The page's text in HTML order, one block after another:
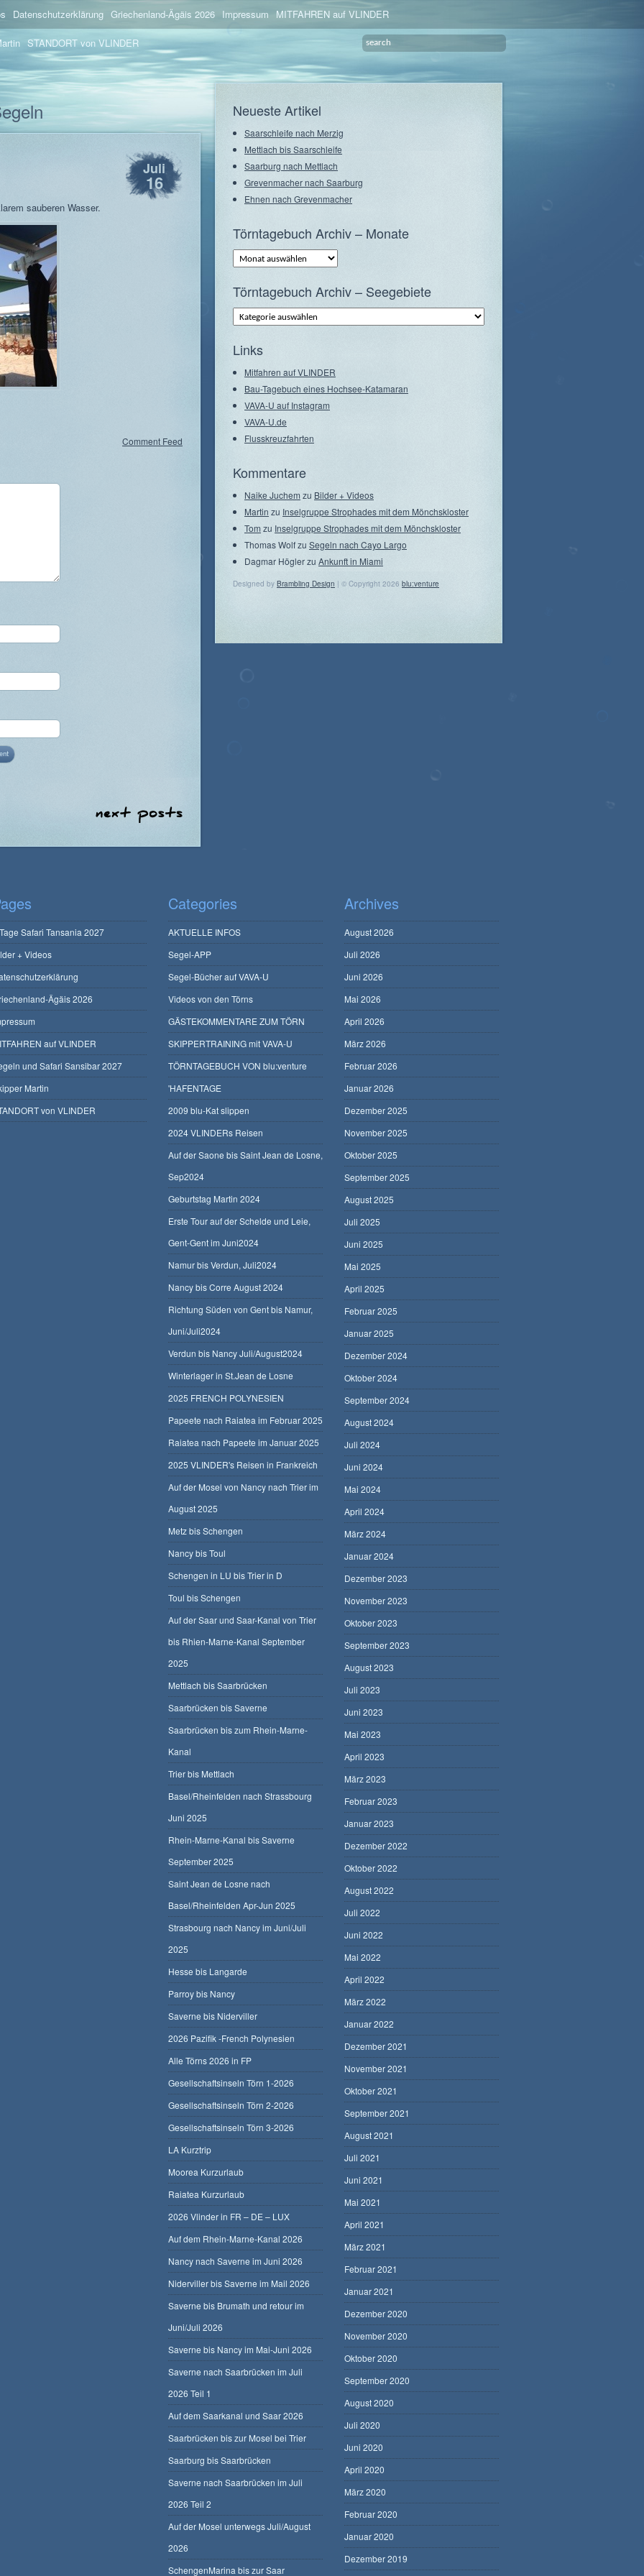
Datenschutzerklärung Griechenland-Ägäis 2026 Impressum MITFAHREN auf VLINDER
STANDORT von VLINDER
Juli
16
sauberen Wasser.
Comment Feed
Neueste Artikel
Saarschleife nach Merzig
Mettlach bis Saarschleife
Saarburg nach Mettlach
Grevenmacher nach Saarburg
Ehnen nach Grevenmacher
Törntagebuch Archiv – Monate
Törntagebuch
Archiv
–
Törntagebuch Archiv – Seegebiete
Törntagebuch
Archiv
–
Links
Mitfahren auf VLINDER
Bau-Tagebuch eines Hochsee-Katamaran
VAVA-U auf Instagram
VAVA-U.de
Flusskreuzfahrten
Kommentare
Naike Juchemzu Bilder + Videos
Martin zu Inselgruppe Strophades mit dem Mönchskloster
Tom zu Inselgruppe Strophades mit dem Mönchskloster
Thomas Wolfzu Segeln nach Cayo Largo
Dagmar Höglerzu Ankunft in Miami
Designed by Brambling Design | © Copyright 2026 blu:venture
Safari Tansania 2027
+ Videos
Ägäis 2026
auf VLINDER
und Safari Sansibar 2027
Martin
von VLINDER
Categories
AKTUELLE INFOS
Segel-APP
Segel-Bücher auf VAVA-U
Videos von den Törns
GÄSTEKOMMENTARE ZUM TÖRN
SKIPPERTRAINING mit VAVA-U
TÖRNTAGEBUCH VON blu:venture
'HAFENTAGE
2009 blu-Kat slippen
2024 VLINDERs Reisen
Auf der Saone bis Saint Jean de Losne,
Sep2024
Geburtstag Martin 2024
Erste Tour auf der Schelde und Leie,
Gent-Gent im Juni2024
Namur bis Verdun, Juli2024
Nancy bis Corre August 2024
Richtung Süden von Gent bis Namur,
Juni/Juli2024
Verdun bis Nancy Juli/August2024
Winterlager in St.Jean de Losne
2025 FRENCH POLYNESIEN
Papeete nach Raiatea im Februar 2025
Raiatea nach Papeete im Januar 2025
2025 VLINDER's Reisen in Frankreich
Auf der Mosel von Nancy nach Trier im
August 2025
Metz bis Schengen
Nancy bis Toul
Schengen in LU bis Trier in D
Toul bis Schengen
Auf der Saar und Saar-Kanal von Trier
bis Rhien-Marne-Kanal September
2025
Mettlach bis Saarbrücken
Saarbrücken bis Saverne
Saarbrücken bis zum Rhein-Marne-
Kanal
Trier bis Mettlach
Basel/Rheinfelden nach Strassbourg
Juni 2025
Rhein-Marne-Kanal bis Saverne
September 2025
Saint Jean de Losne nach
Basel/Rheinfelden Apr-Jun 2025
Strasbourg nach Nancy im Juni/Juli
2025
Hesse bis Langarde
Parroy bis Nancy
Saverne bis Niderviller
2026 Pazifik -French Polynesien
Alle Törns 2026 in FP
Gesellschaftsinseln Törn 1-2026
Gesellschaftsinseln Törn 2-2026
Gesellschaftsinseln Törn 3-2026
LA Kurztrip
Moorea Kurzurlaub
Raiatea Kurzurlaub
2026 Vlinder in FR – DE – LUX
Auf dem Rhein-Marne-Kanal 2026
Nancy nach Saverne im Juni 2026
Niderviller bis Saverne im Mail 2026
Saverne bis Brumath und retour im
Juni/Juli 2026
Saverne bis Nancy im Mai-Juni 2026
Saverne nach Saarbrücken im Juli
2026 Teil 1
Auf dem Saarkanal und Saar 2026
Saarbrücken bis zur Mosel bei Trier
Saarburg bis Saarbrücken
Saverne nach Saarbrücken im Juli
2026 Teil 2
Auf der Mosel unterwegs Juli/August
2026
SchengenMarina bis zur Saar
Archives
August 2026
Juli 2026
Juni 2026
Mai 2026
April 2026
März 2026
Februar 2026
Januar 2026
Dezember 2025
November 2025
Oktober 2025
September 2025
August 2025
Juli 2025
Juni 2025
Mai 2025
April 2025
Februar 2025
Januar 2025
Dezember 2024
Oktober 2024
September 2024
August 2024
Juli 2024
Juni 2024
Mai 2024
April 2024
März 2024
Januar 2024
Dezember 2023
November 2023
Oktober 2023
September 2023
August 2023
Juli 2023
Juni 2023
Mai 2023
April 2023
März 2023
Februar 2023
Januar 2023
Dezember 2022
Oktober 2022
August 2022
Juli 2022
Juni 2022
Mai 2022
April 2022
März 2022
Januar 2022
Dezember 2021
November 2021
Oktober 2021
September 2021
August 2021
Juli 2021
Juni 2021
Mai 2021
April 2021
März 2021
Februar 2021
Januar 2021
Dezember 2020
November 2020
Oktober 2020
September 2020
August 2020
Juli 2020
Juni 2020
April 2020
März 2020
Februar 2020
Januar 2020
Dezember 2019